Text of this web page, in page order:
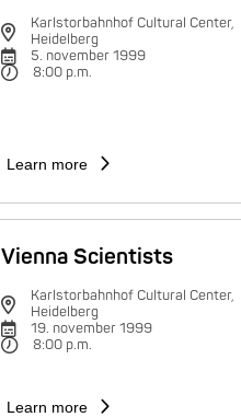
Karlstorbahnhof Cultural Center,
Heidelberg
5. november 1999
8:00 p.m.
Learn more
Vienna Scientists
Karlstorbahnhof Cultural Center,
Heidelberg
19. november 1999
8:00 p.m.
Learn more